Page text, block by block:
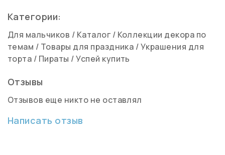
Категории:
Для мальчиков / Каталог / Коллекции декора по
темам / Товары для праздника /Украшения для
торта / Пираты /Успей купить
Отзывы
Отзывов еще никто не оставлял
Написать отзыв